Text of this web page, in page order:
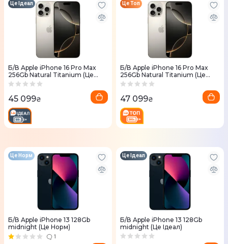
Б/В Apple iPhone 16 Pro Max
256Gb Natural Titanium (Це
Ідеал)
Це Ідеал
45 099₴
Б/В Apple iPhone 16 Pro Max
256Gb Natural Titanium (Це
Топ)
Це Топ
47 099₴
Б/В Apple iPhone 13 128Gb
midnight (Це Норм)
1
Це Норм
Б/В Apple iPhone 13 128Gb
midnight (Це Ідеал)
Це Ідеал